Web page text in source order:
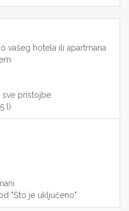
vašeg hotela ili apartmana
sve pristojbe
l)
"Što je uključeno"